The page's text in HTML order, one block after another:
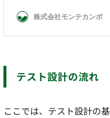
テスト設計の流れ
ここでは、テスト設計の